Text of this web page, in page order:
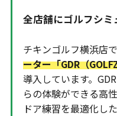
全店舗にゴルフシミ
チキンゴルフ横浜店で
ーター「GDR（
導入しています。
らの体験ができる高
ドア練習を最適化し